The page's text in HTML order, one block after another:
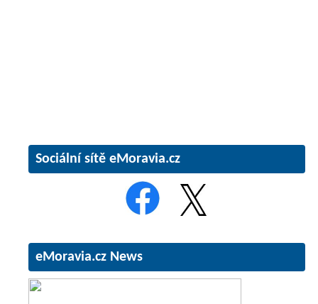
Sociální sítě eMoravia.cz
eMoravia.cz News